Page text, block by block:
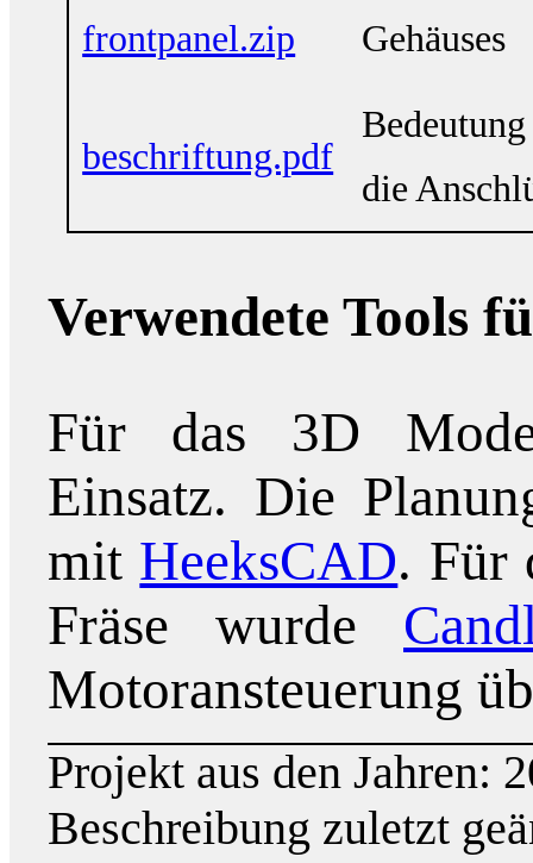
frontpanel.zip
Gehäuses
beschriftung.pdf
die
Verwendete Tools
Für das 3D
Einsatz. Die
mit HeeksCAD. Für
Fräse wurde
Motoransteuerung
Projekt aus den Jahren:
Beschreibung zuletzt